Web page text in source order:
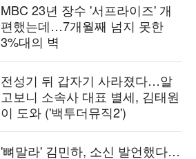
MBC 23년 장수 '서프라이즈' 개
편했는데…7개월째 넘지 못한
3%대의 벽
전성기 뒤 갑자기 사라졌다…알
고보니 소속사 대표 별세, 김태원
이 도와 ('백투더뮤직2')
'뼈말라' 김민하, 소신 발언했다…